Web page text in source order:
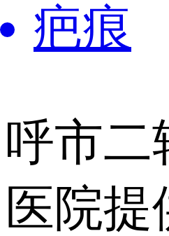
疤痕
呼市二
医院提